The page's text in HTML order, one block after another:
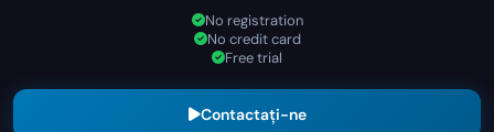
No registration
No credit card
Free trial
Contactați-ne